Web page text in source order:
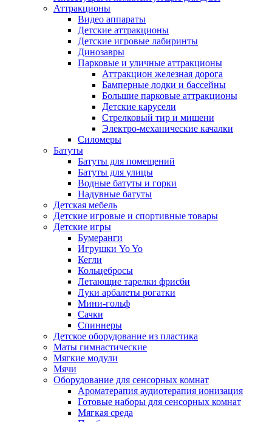
Аттракционы
Видео аппараты
Детские аттракционы
Детские игровые лабиринты
Динозавры
Парковые и уличные аттракционы
Аттракцион железная дорога
Бамперные лодки и бассейны
Большие парковые аттракционы
Детские карусели
Стрелковый тир и мишени
Электро-механические качалки
Силомеры
Батуты
Батуты для помещений
Батуты для улицы
Водные батуты и горки
Надувные батуты
Детская мебель
Детские игровые и спортивные товары
Детские игры
Бумеранги
Игрушки Yo Yo
Кегли
Кольцебросы
Летающие тарелки фрисби
Луки арбалеты рогатки
Мини-гольф
Сачки
Спиннеры
Детское оборудование из пластика
Маты гимнастические
Мягкие модули
Мячи
Оборудование для сенсорных комнат
Ароматерапия аудиотерапия ионизация
Готовые наборы для сенсорных комнат
Мягкая среда